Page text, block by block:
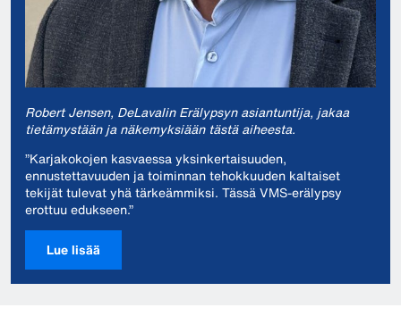
Robert Jensen, DeLavalin Erälypsyn asiantuntija, jakaa
tietämystään ja näkemyksiään tästä aiheesta.
”Karjakokojen kasvaessa yksinkertaisuuden,
ennustettavuuden ja toiminnan tehokkuuden kaltaiset
tekijät tulevat yhä tärkeämmiksi. Tässä VMS-erälypsy
erottuu edukseen.”
Lue lisää